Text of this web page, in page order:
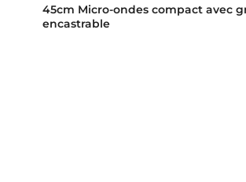
45cm Micro-ondes compact avec
encastrable